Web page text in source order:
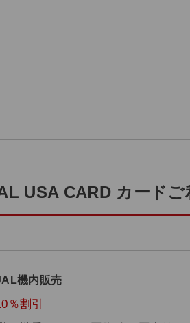
USA CARD カード
機内販売
％割引